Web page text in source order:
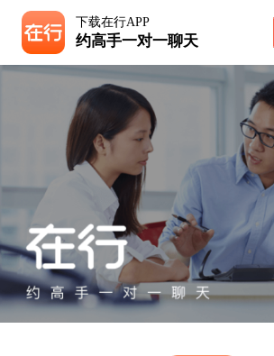
下载在行APP
约高手一对一聊天